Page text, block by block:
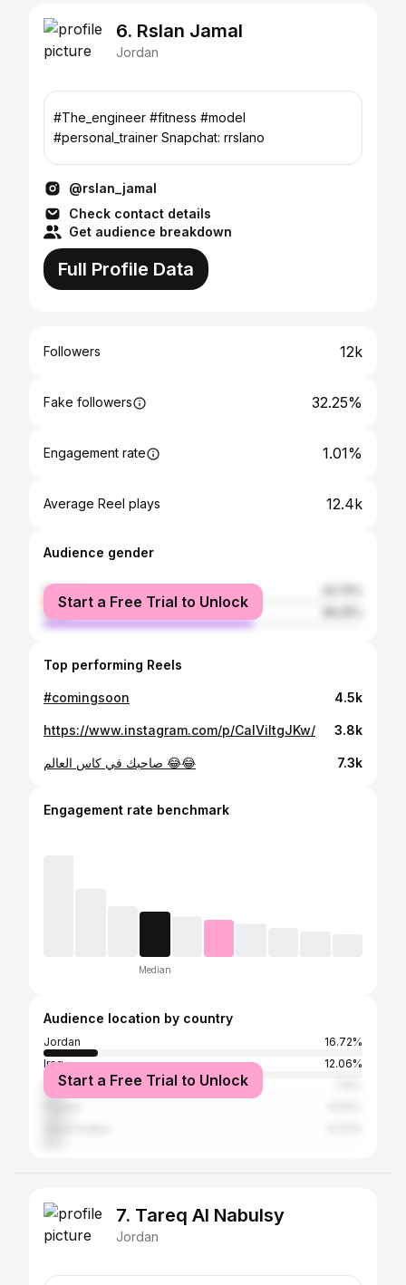
6. Rslan Jamal
Jordan
#The_engineer #fitness #model
#personal_trainer Snapchat: rrslano
@rslan_jamal
Check contact details
Get audience breakdown
Full Profile Data
Followers 12k
Fake followers 32.25%
Engagement rate 1.01%
Average Reel plays 12.4k
Audience gender
female
male
Start a Free Trial to Unlock
Top performing Reels
#comingsoon 4.5k
https://www.instagram.com/p/CaIViltgJKw/ 3.8k
صاحبك في كاس العالم 😂😂 7.3k
Engagement rate benchmark
Median
Audience location by country
Jordan
16.72%
Iraq
12.06%
Brazil
Start a Free Trial to Unlock
7. Tareq Al Nabulsy
Jordan